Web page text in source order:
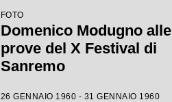
FOTO
Domenico Modugno alle
prove del X Festival di
Sanremo
26 GENNAIO 1960 - 31 GENNAIO 1960